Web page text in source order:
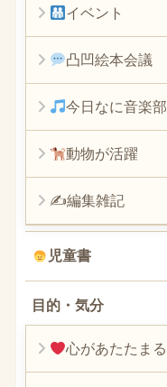
イベント
凸凹絵本会議
今日なに音楽部
動物が活躍
✍編集雑記
児童書
目的・気分
心があたたまる